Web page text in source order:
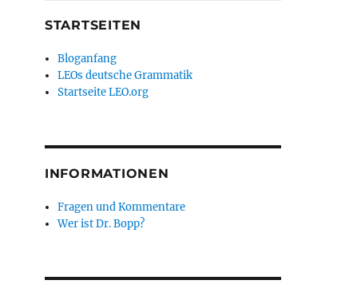
STARTSEITEN
Bloganfang
LEOs deutsche Grammatik
Startseite LEO.org
INFORMATIONEN
Fragen und Kommentare
Wer ist Dr. Bopp?